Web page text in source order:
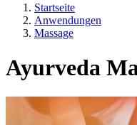
Startseite
Anwendungen
Massage
Ayurveda